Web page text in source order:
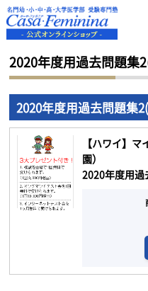
HOME 2020年度用過去問
2020年度用過去問題集
2020年度用過去問題集
【ハワイ】
園）
2020年度用過